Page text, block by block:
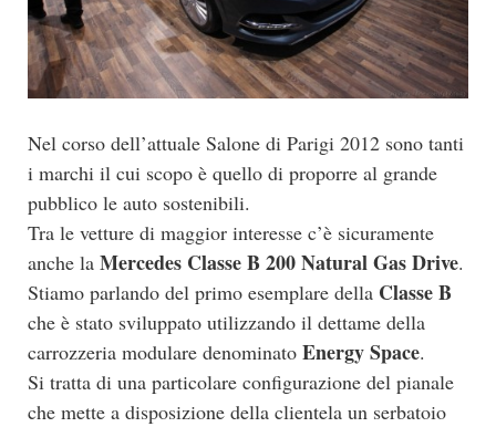
Nel corso dell’attuale Salone di Parigi 2012 sono tanti
i marchi il cui scopo è quello di proporre al grande
pubblico le auto sostenibili.
Tra le vetture di maggior interesse c’è sicuramente
anche la Mercedes Classe B 200 Natural Gas Drive.
Stiamo parlando del primo esemplare della Classe B
che è stato sviluppato utilizzando il dettame della
carrozzeria modulare denominato Energy Space.
Si tratta di una particolare configurazione del pianale
che mette a disposizione della clientela un serbatoio